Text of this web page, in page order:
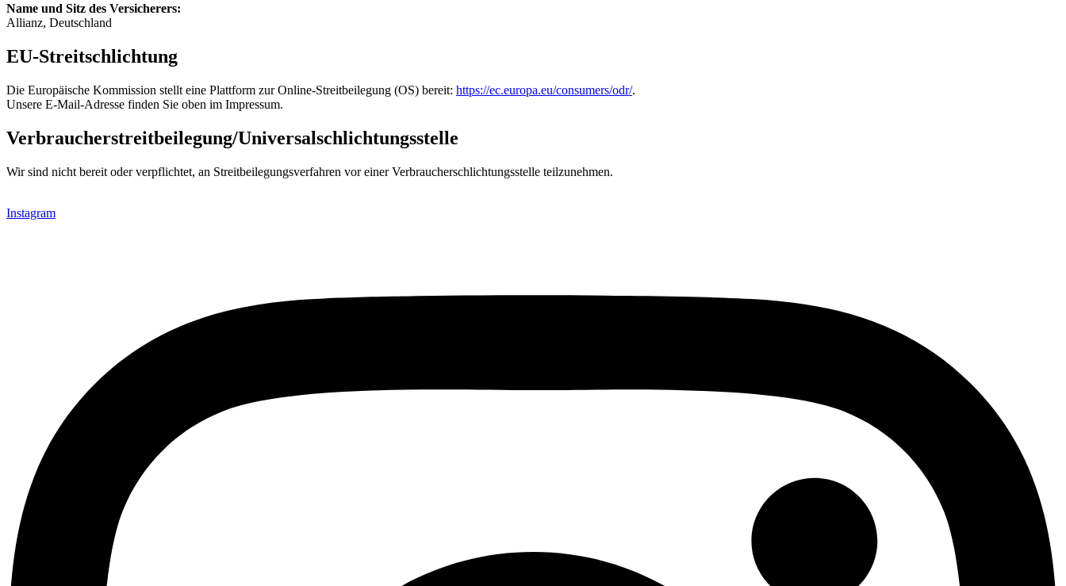
Name und Sitz des Versicherers:
Allianz, Deutschland
EU-Streitschlichtung
Die Europäische Kommission stellt eine Plattform zur Online-Streitbeilegung (OS) bereit: https://ec.europa.eu/consumers/odr/.
Unsere E-Mail-Adresse finden Sie oben im Impressum.
Verbraucher­streit­beilegung/Universal­schlichtungs­stelle
Wir sind nicht bereit oder verpflichtet, an Streitbeilegungsverfahren vor einer Verbraucherschlichtungsstelle teilzunehmen.
Instagram